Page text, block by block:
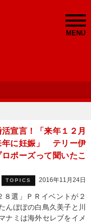
MENU
宣言！「来年１２月
年に妊娠」 テリー伊
ポーズって聞いたこ
TOPICS 2016年11月24日
選」ＰＲイベントが２
んぽぽの白鳥久美子と川
ナミは海外セレブをイメ